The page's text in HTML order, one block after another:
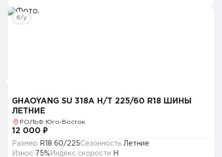
б/у
GHAOYANG SU 318A H/T 225/60 R18 ШИНЫ
ЛЕТНИЕ
РОЛЬФ Юго-Восток
12 000 ₽
Размер R18 60/225Сезонность Летние
Износ 75% Индекс скорости
H